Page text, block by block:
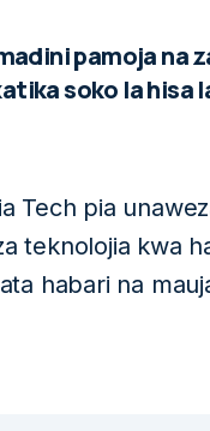
pamoja na
soko la hisa
Tech pia
teknolojia kwa
habari na